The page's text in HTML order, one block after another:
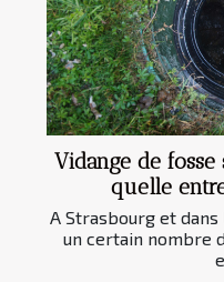
Vidange de
quelle
A Strasbourg et
un certain nombre